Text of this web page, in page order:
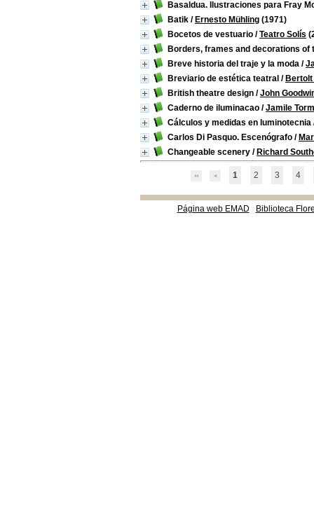
Basaldua. Ilustraciones para Fray
Batik / Ernesto Mühling (1971)
Bocetos de vestuario /Teatro Solís
Borders, frames and decorations of
Breve historia del traje y la moda /
Breviario de estética teatral /
British theatre design /John
Caderno de iluminacao /Jamile
Cálculos y medidas en luminotecnia
Carlos Di Pasquo. Escenógrafo /
Changeable scenery / Richard
1 2 3 4
Página web EMAD Biblioteca